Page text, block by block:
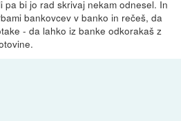
pa bi jo rad skrivaj nekam odnesel. In
bankovcev v banko in rečeš, da
- da lahko iz banke odkorakaš z